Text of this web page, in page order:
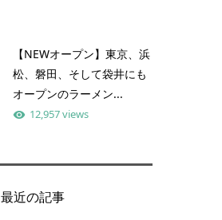
【NEWオープン】東京、浜
松、磐田、そして袋井にも
オープンのラーメン...
12,957 views
最近の記事